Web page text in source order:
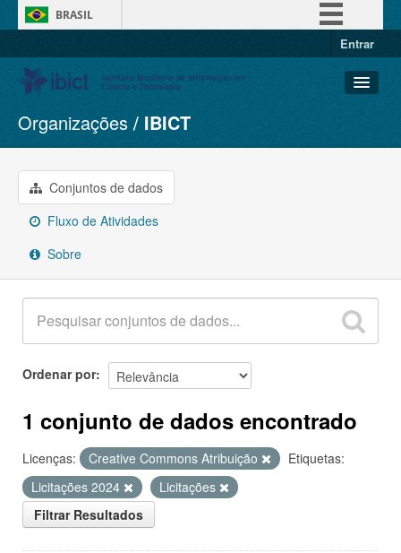
BRASIL
Entrar
Conjuntos de dados
Organizações
Grupos
Sobre
Organizações IBICT
Conjuntos de dados
Fluxo de Atividades
Sobre
Ordenar por
1 conjunto de dados encontrado
Licenças: Creative Commons Atribuição
Etiquetas:
Licitações 2024
Licitações
Filtrar Resultados